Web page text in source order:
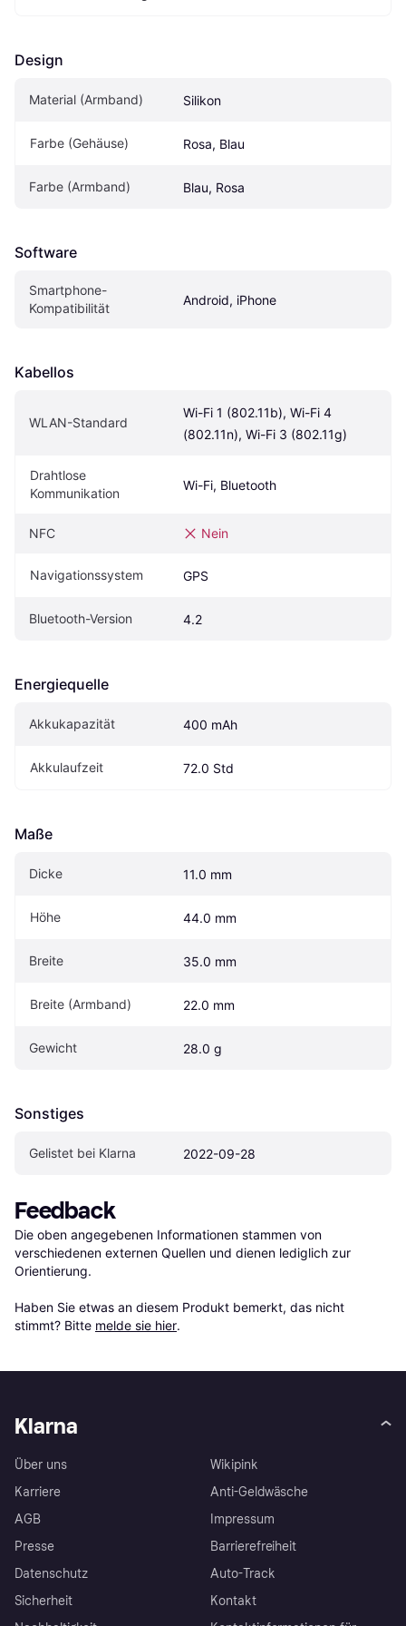
Design
Material (Armband) Silikon
Farbe (Gehäuse) Rosa, Blau
Farbe (Armband) Blau, Rosa
Software
Smartphone-
Kompatibilität
Android, iPhone
Kabellos
WLAN-Standard
Wi-Fi 1 (802.11b), Wi-Fi 4
(802.11n), Wi-Fi 3 (802.11g)
Drahtlose
Kommunikation
Wi-Fi, Bluetooth
NFC Nein
Navigationssystem GPS
Bluetooth-Version 4.2
Energiequelle
Akkukapazität 400 mAh
Akkulaufzeit 72.0 Std
Maße
Dicke 11.0 mm
Höhe 44.0 mm
Breite 35.0 mm
Breite (Armband) 22.0 mm
Gewicht 28.0 g
Sonstiges
Gelistet bei Klarna 2022-09-28
Feedback
Die oben angegebenen Informationen stammen von
verschiedenen externen Quellen und dienen lediglich zur
Orientierung.
Haben Sie etwas an diesem Produkt bemerkt, das nicht
stimmt? Bitte melde sie hier.
Klarna
Über uns
Karriere
AGB
Presse
Datenschutz
Sicherheit
Wikipink
Anti-Geldwäsche
Impressum
Barrierefreiheit
Auto-Track
Kontakt